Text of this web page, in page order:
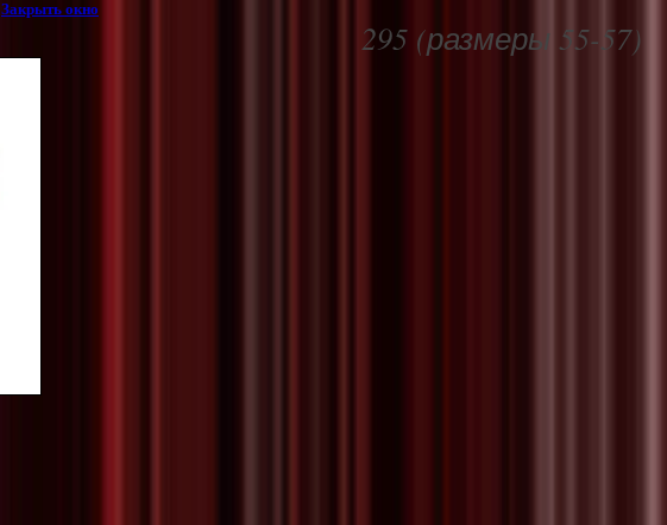
Закрыть окно
295 (размеры 55-57)